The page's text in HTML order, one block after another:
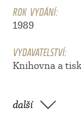
ROK VYDÁNÍ:
1989
VYDAVATELSTVÍ:
Knihovna a
další